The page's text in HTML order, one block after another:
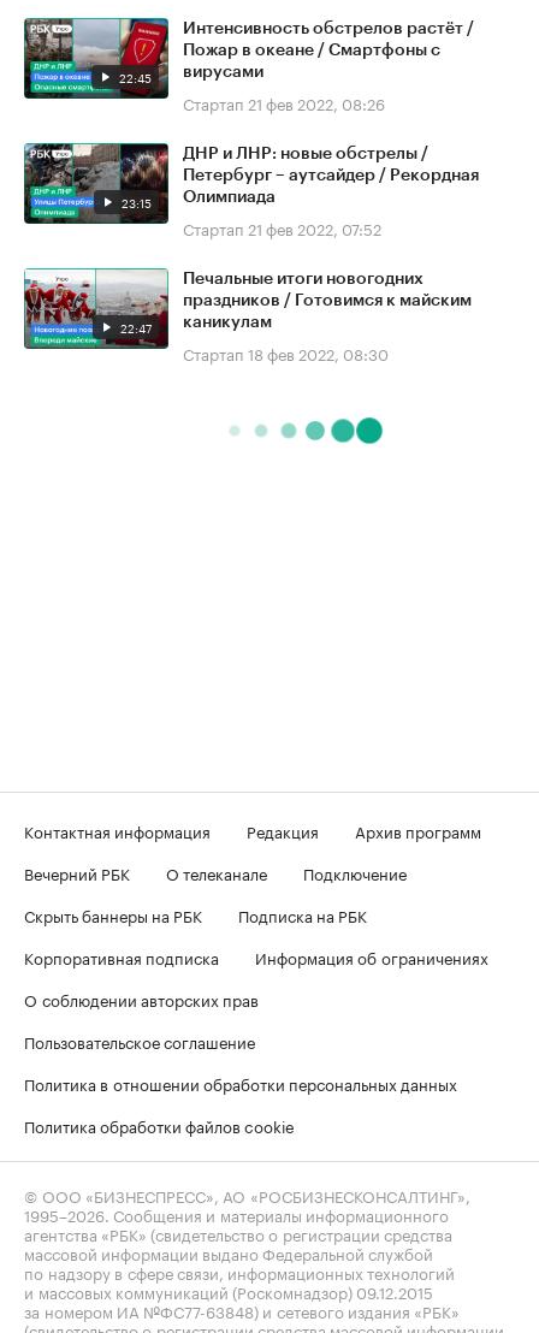
22:45
Интенсивность обстрелов растёт /
Пожар в океане / Смартфоны с
вирусами
Стартап 21 фев 2022, 08:26
23:15
ДНР и ЛНР: новые обстрелы /
Петербург – аутсайдер / Рекордная
Олимпиада
Стартап 21 фев 2022, 07:52
22:47
Печальные итоги новогодних
праздников / Готовимся к майским
каникулам
Стартап 18 фев 2022, 08:30
Контактная информация Редакция
Архив программ
Вечерний РБК
О телеканале
Подключение
Скрыть баннеры на РБК
Подписка на РБК
Корпоративная подписка
Информация об ограничениях
О соблюдении авторских прав
Пользовательское соглашение
Политика в отношении обработки персональных данных
Политика обработки файлов cookie
© ООО «БИЗНЕСПРЕСС», АО «РОСБИЗНЕСКОНСАЛТИНГ»,
1995–2026 . Сообщения и материалы информационного
агентства «РБК» (свидетельство о регистрации средства
массовой информации выдано Федеральной службой
по надзору в сфере связи, информационных технологий
и массовых коммуникаций (Роскомнадзор) 09.12.2015
за номером ИА №ФС77-63848) и сетевого издания «РБК»